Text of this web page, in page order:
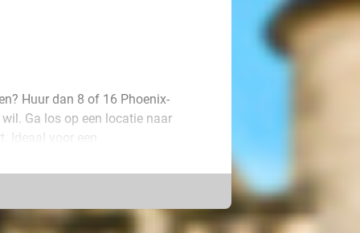
Huur dan 8 of 16 Phoenix-
Ga los op een locatie naar
Ideaal voor een
De Phoenix-laserguns schieten tot
worden geleverd met telescopen
mee en je ontvangt ook twee